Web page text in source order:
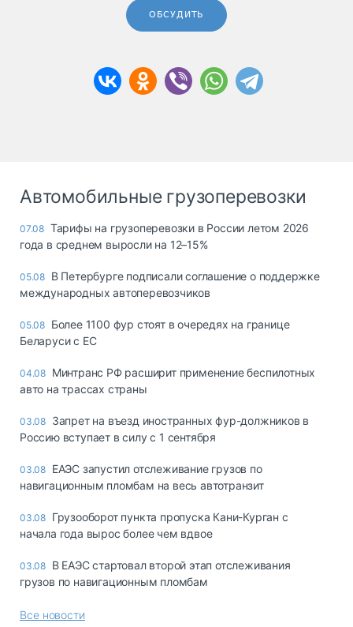
ОБСУДИТЬ
Автомобильные грузоперевозки
07.08 Тарифы на грузоперевозки в России летом 2026
года в среднем выросли на 12–15%
05.08 В Петербурге подписали соглашение о поддержке
международных автоперевозчиков
05.08 Более 1100 фур стоят в очередях на границе
Беларуси с ЕС
04.08 Минтранс РФ расширит применение беспилотных
авто на трассах страны
03.08 Запрет на въезд иностранных фур-должников в
Россию вступает в силу с 1 сентября
03.08 ЕАЭС запустил отслеживание грузов по
навигационным пломбам на весь автотранзит
03.08 Грузооборот пункта пропуска Кани-Курган с
начала года вырос более чем вдвое
03.08 В ЕАЭС стартовал второй этап отслеживания
грузов по навигационным пломбам
Все новости